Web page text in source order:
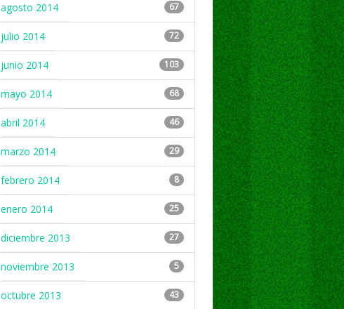
agosto 2014 67
julio 2014 72
junio 2014 103
mayo 2014 68
abril 2014 46
marzo 2014 29
febrero 2014 8
enero 2014 25
diciembre 2013 27
noviembre 2013 5
octubre 2013 43